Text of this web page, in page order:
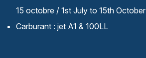
15 octobre / 1st July to 15th October
Carburant : jet A1 & 100LL